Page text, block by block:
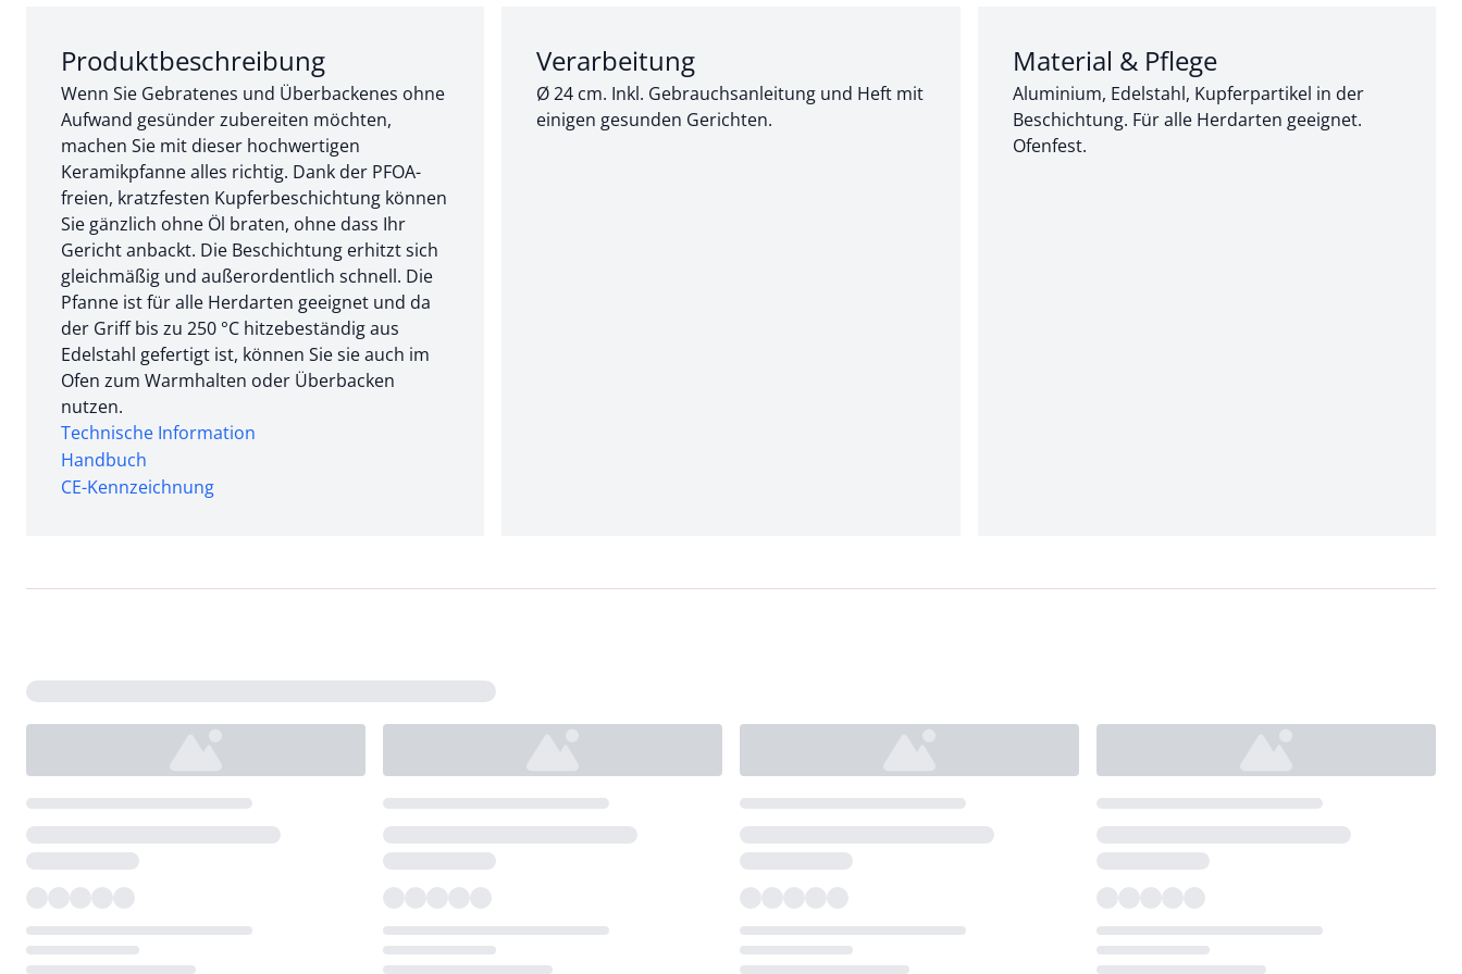
Abschnitt 1 von 3:
Produktbeschreibung
Wenn Sie Gebratenes und Überbackenes ohne
Aufwand gesünder zubereiten möchten,
machen Sie mit dieser hochwertigen
Keramikpfanne alles richtig. Dank der PFOA-
freien, kratzfesten Kupferbeschichtung können
Sie gänzlich ohne Öl braten, ohne dass Ihr
Gericht anbackt. Die Beschichtung erhitzt sich
gleichmäßig und außerordentlich schnell. Die
Pfanne ist für alle Herdarten geeignet und da
der Griff bis zu 250 °C hitzebeständig aus
Edelstahl gefertigt ist, können Sie sie auch im
Ofen zum Warmhalten oder Überbacken
nutzen.
Technische Information
Handbuch
CE-Kennzeichnung
Abschnitt 2 von 3:
Verarbeitung
Ø 24 cm. Inkl. Gebrauchsanleitung und Heft mit
einigen gesunden Gerichten.
Abschnitt 3 von 3:
Material & Pflege
Aluminium, Edelstahl, Kupferpartikel in der
Beschichtung. Für alle Herdarten geeignet.
Ofenfest.